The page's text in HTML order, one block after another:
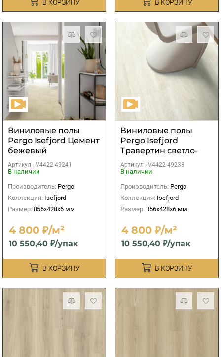
В КОРЗИНУ В КОРЗИНУ
Виниловые полы
Pergo Isefjord Цемент
бежевый
Артикул - V4422-49241
В наличии
Производитель: Pergo
Коллекция: Isefjord
Размер: 856x428x6 мм
4 800 ₽/м²
10 550,40 ₽/упак
В КОРЗИНУ
Виниловые полы
Pergo Isefjord
Травертин светло-
бежевый
Артикул - V4422-49238
В наличии
Производитель: Pergo
Коллекция: Isefjord
Размер: 856x428x6 мм
4 800 ₽/м²
10 550,40 ₽/упак
В КОРЗИНУ